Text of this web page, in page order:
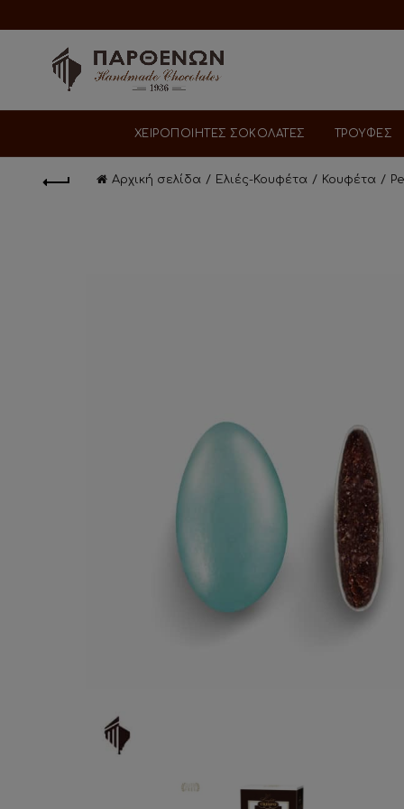
ΧΕΙΡΟΠΟΙΗΤΕΣ ΣΟΚΟΛΑΤΕΣ ΤΡΟΥΦΕΣ
Αρχική σελίδα Ελιές-Κουφέτα Κουφέτα